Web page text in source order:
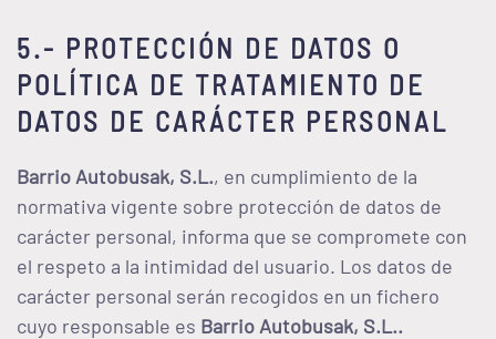
5.- PROTECCIÓN DE DATOS O
POLÍTICA DE TRATAMIENTO DE
DATOS DE CARÁCTER PERSONAL
Barrio Autobusak, S.L., en cumplimiento de la
normativa vigente sobre protección de datos de
carácter personal, informa que se compromete con
el respeto a la intimidad del usuario. Los datos de
carácter personal serán recogidos en un fichero
cuyo responsable es Barrio Autobusak, S.L..